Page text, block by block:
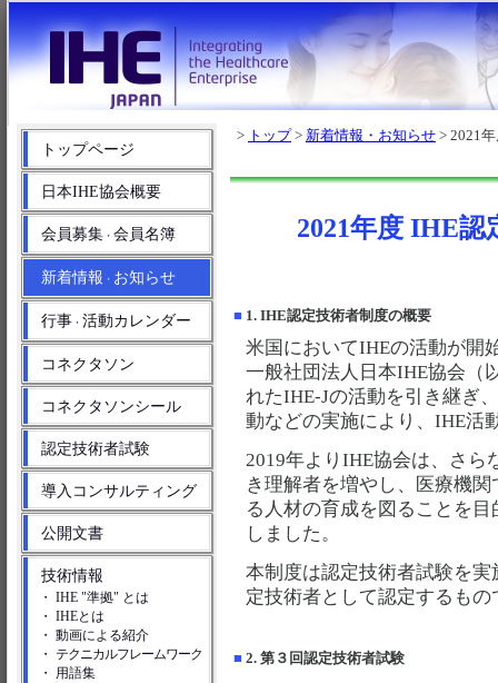
> トップ> 新着情報・お知らせ > 2021
2021年度 IHE認
■ 1. IHE認定技術者制度の概要
米国においてIHEの活動が開
一般社団法人日本IHE協会（
れたIHE-Jの活動を引き継ぎ
動などの実施により、IHE活
2019年よりIHE協会は、さら
き理解者を増やし、医療機
る人材の育成を図ることを
しました。
本制度は認定技術者試験を
定技術者として認定するもの
■ 2. 第３回認定技術者試験
トップページ
日本IHE協会概要
会員募集 ・ 会員名簿
新着情報 ・ お知らせ
行事 ・ 活動カレンダー
コネクタソン
コネクタソンシール
認定技術者試験
導入コンサルティング
公開文書
技術情報
・ IHE "準拠" とは
・ IHEとは
・ 動画による紹介
・ テクニカルフレームワーク
・ 用語集